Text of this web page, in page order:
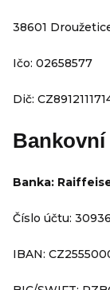
38601
Ičo: 02658577
Dič:
Banka:
Číslo účtu:
IBAN: